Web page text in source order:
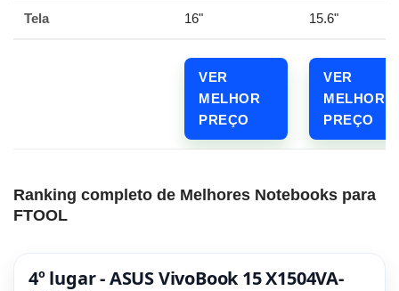
Tela 16" 15.6"
VER
MELHOR
PREÇO
VER
MELHOR
PREÇO
Ranking completo de Melhores Notebooks para
FTOOL
4º lugar - ASUS VivoBook 15 X1504VA-